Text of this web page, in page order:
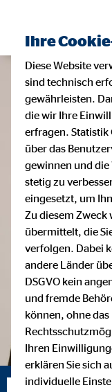
Ihre
Diese Website
sind technisch
gewährleisten.
die wir Ihre
erfragen.
über das
gewinnen und die
stetig zu
eingesetzt, um
Zu diesem Zweck
übermittelt, die
verfolgen. Dabei
andere Länder
DSGVO kein
und fremde
können, ohne
Ihren
erklären Sie sich
individuelle